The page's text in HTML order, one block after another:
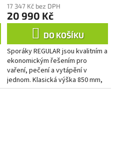
17 347 Kč bez DPH
20 990 Kč
DO KOŠÍKU
Sporáky REGULAR jsou kvalitním a
ekonomickým řešením pro
vaření, pečení a vytápění v
jednom. Klasická výška 850 mm,
smaltovaná trouba s prosklenými